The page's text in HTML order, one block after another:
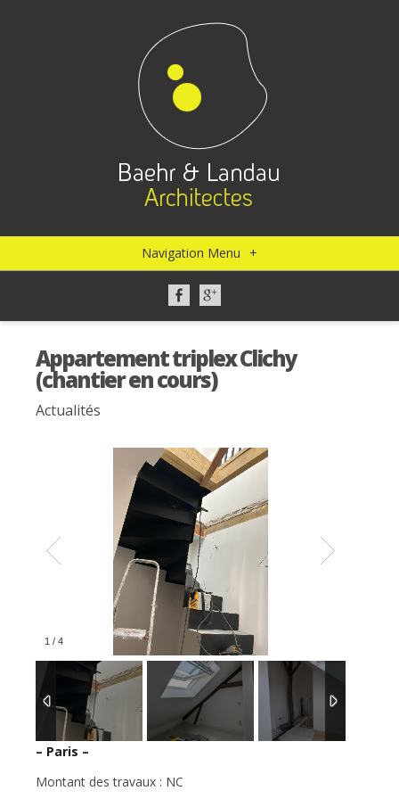
Navigation Menu +
Appartement triplex Clichy
(chantier en cours)
Actualités
1 / 4
– Paris –
Montant des travaux : NC